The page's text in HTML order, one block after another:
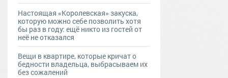
Настоящая «Королевская» закуска,
которую можно себе позволить хотя
бы раз в году: ещё никто из гостей от
неё не отказался
Вещи в квартире, которые кричат о
бедности владельца, выбрасываем их
без сожалений